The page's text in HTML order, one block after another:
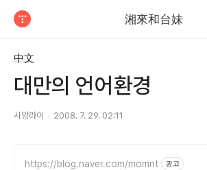
湘來和台妹
中文
대만의 언어환경
시앙라이 2008. 7. 29. 02:11
https://blog.naver.com/momnt 광고